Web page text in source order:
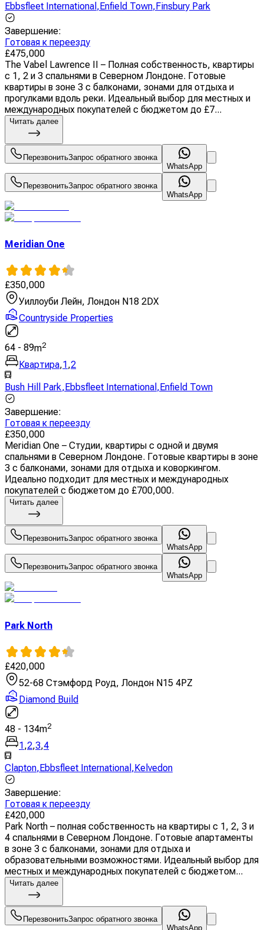
Ebbsfleet International ,Enfield Town,Finsbury Park
Завершение:
Готовая к переезду
£475,000
The Vabel Lawrence II – Полная собственность, квартиры
с 1, 2 и 3 спальнями в Северном Лондоне. Готовые
квартиры в зоне 3 с балконами, зонами для отдыха и
прогулками вдоль реки. Идеальный выбор для местных и
международных покупателей с бюджетом до £7...
Читать далее
ПерезвонитьЗапрос обратного звонка
WhatsApp
ПерезвонитьЗапрос обратного звонка
WhatsApp
Meridian One
£350,000
Уиллоуби Лейн, Лондон N18 2DX
Countryside Properties
64 - 89m2
Квартира,1,2
Bush Hill Park,Ebbsfleet International ,Enfield Town
Завершение:
Готовая к переезду
£350,000
Meridian One – Студии, квартиры с одной и двумя
спальнями в Северном Лондоне. Готовые квартиры в зоне
3 с балконами, зонами для отдыха и коворкингом.
Идеально подходит для местных и международных
покупателей с бюджетом до £700,000.
Читать далее
ПерезвонитьЗапрос обратного звонка
WhatsApp
ПерезвонитьЗапрос обратного звонка
WhatsApp
Park North
£420,000
52-68 Стэмфорд Роуд, Лондон N15 4PZ
Diamond Build
48 - 134m2
1,2,3,4
Clapton,Ebbsfleet International ,Kelvedon
Завершение:
Готовая к переезду
£420,000
Park North – полная собственность на квартиры с 1, 2, 3 и
4 спальнями в Северном Лондоне. Готовые апартаменты
в зоне 3 с балконами, зонами для отдыха и
образовательными возможностями. Идеальный выбор для
местных и международных покупателей с бюджетом...
Читать далее
ПерезвонитьЗапрос обратного звонка
WhatsApp